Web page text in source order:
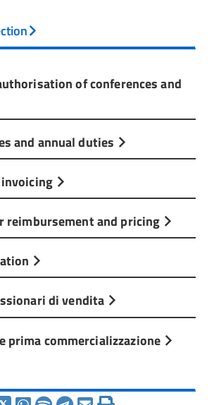
of conferences and
and annual duties
reimbursement and pricing
di vendita
prima commercializzazione